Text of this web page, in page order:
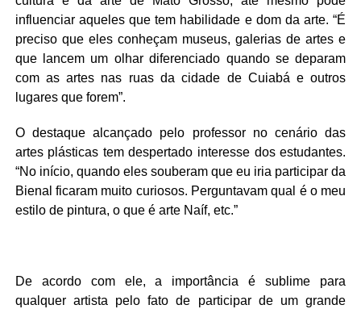
influenciar aqueles que tem habilidade e dom da arte. “É
preciso que eles conheçam museus, galerias de artes e
que lancem um olhar diferenciado quando se deparam
com as artes nas ruas da cidade de Cuiabá e outros
lugares que forem”.
O destaque alcançado pelo professor no cenário das
artes plásticas tem despertado interesse dos estudantes.
“No início, quando eles souberam que eu iria participar da
Bienal ficaram muito curiosos. Perguntavam qual é o meu
estilo de pintura, o que é arte Naíf, etc.”
De acordo com ele, a importância é sublime para
qualquer artista pelo fato de participar de um grande